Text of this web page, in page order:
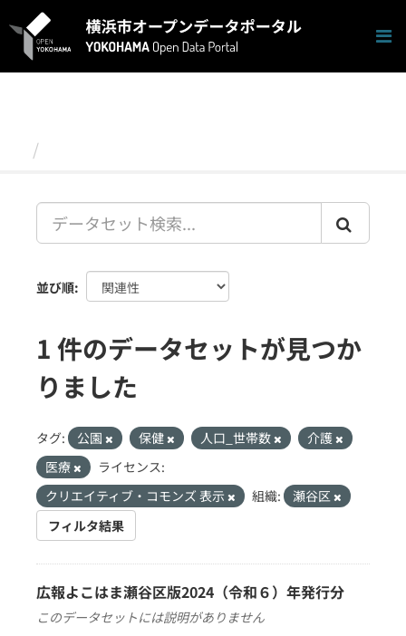
キ
並び順
1 件のデータセットが見つか
りました
タグ: 公園 保健 人口_世帯数
介護
医療
ライセンス:
クリエイティブ・コモンズ 表示
組織:
瀬谷区
フィルタ結果
広報よこはま瀬谷区版2024（令和６）年発行分
このデータセットには説明がありません